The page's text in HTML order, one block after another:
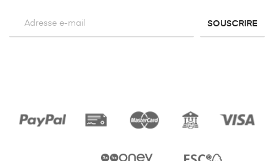
SOUSCRIRE